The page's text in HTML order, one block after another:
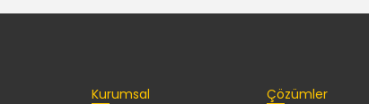
Kurumsal Çözümler